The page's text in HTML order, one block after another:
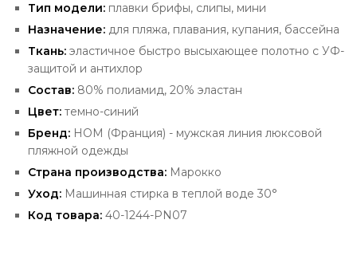
Тип модели: плавки брифы, слипы, мини
Назначение: для пляжа, плавания, купания, бассейна
Ткань: эластичное быстро высыхающее полотно с УФ-
защитой и антихлор
Состав: 80% полиамид, 20% эластан
Цвет: темно-синий
Бренд: HOM (Франция) - мужская линия люксовой
пляжной одежды
Страна производства: Марокко
Уход: Машинная стирка в теплой воде 30°
Код товара: 40-1244-PN07